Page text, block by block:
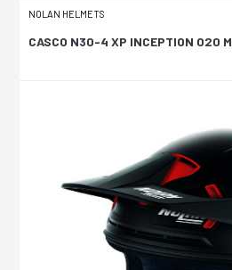
NOLAN HELMETS
CASCO N30-4 XP INCEPTION 020 M